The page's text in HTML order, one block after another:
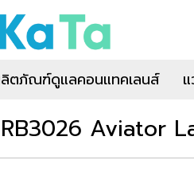
ตภัณฑ์ดูแลคอนแทคเลนส์
RB3026 Aviator